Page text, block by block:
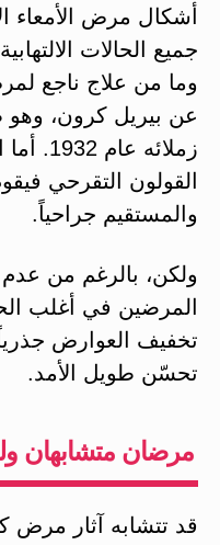
أشكال مرض الأمعاء
جميع الحالات
وما من علاج ناجع
عن بيريل كرون،
زملائه
القولون التقرحي
والمستقيم جراحياً.
ولكن، بالرغم من
المرضين في أغلب
تخفيف العوارض
تحسّن طويل الأمد.
مرضان متشابهان
قد تتشابه آثار مرض